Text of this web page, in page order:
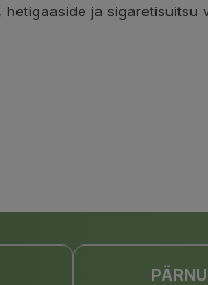
ja sigaretisuitsu